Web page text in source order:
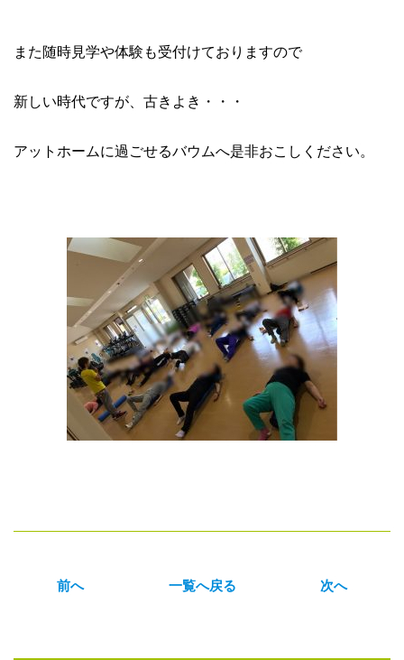
また随時見学や体験も受付けておりますので
新しい時代ですが、古きよき・・・
アットホームに過ごせるバウムへ是非おこしください。
前へ 一覧へ戻る 次へ